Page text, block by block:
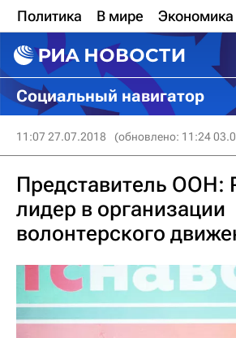
Политика В мире Экономика
Социальный навигатор
11:07 27.07.2018 (обновлено: 11:24
Представитель ООН:
лидер в организации
волонтерского